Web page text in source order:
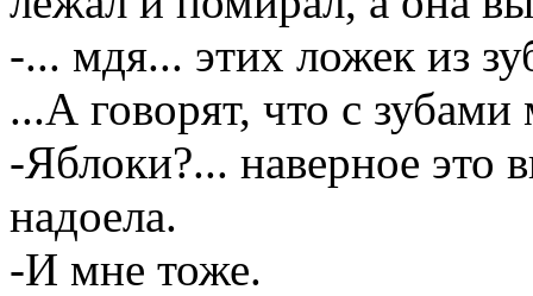
-... мдя... этих ложек из
...А говорят, что с
-Яблоки?... наверное это
надоела.
-И мне тоже.